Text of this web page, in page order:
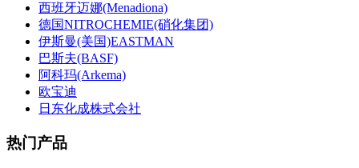
西班牙迈娜(Menadiona)
德国NITROCHEMIE(硝化集团)
伊斯曼(美国)EASTMAN
巴斯夫(BASF)
阿科玛(Arkema)
欧宝迪
日东化成株式会社
热门产品